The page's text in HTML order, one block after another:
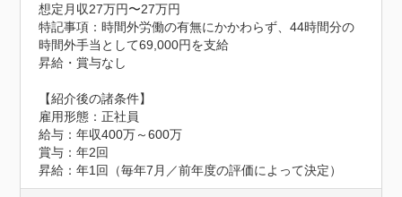
想定月収27万円〜27万円
特記事項：時間外労働の有無にかかわらず、44時間分の
時間外手当として69,000円を支給
昇給・賞与なし
【紹介後の諸条件】
雇用形態：正社員
給与：年収400万～600万
賞与：年2回
昇給：年1回（毎年7月／前年度の評価によって決定）